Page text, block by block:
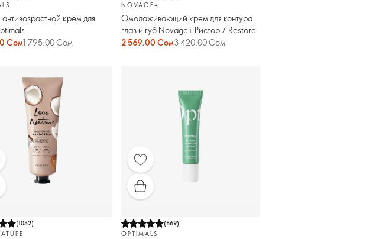
крем для
Сом1 795.00 Сом
NOVAGE+
Омолаживающий крем для контура
глаз и губ Novage+ Ристор / Restore
2 569.00 Сом3 420.00 Сом
(1052)
(869)
OPTIMALS